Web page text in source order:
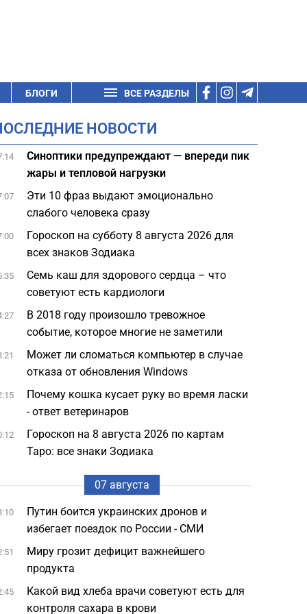
БЛОГИ ВСЕ РАЗДЕЛЫ
НОВОСТИ
Синоптики предупреждают — впереди пик
жары и тепловой нагрузки
Эти 10 фраз выдают эмоционально
слабого человека сразу
Гороскоп на субботу 8 августа 2026 для
всех знаков Зодиака
Семь каш для здорового сердца – что
советуют есть кардиологи
В 2018 году произошло тревожное
событие, которое многие не заметили
Может ли сломаться компьютер в случае
отказа от обновления Windows
Почему кошка кусает руку во время ласки
- ответ ветеринаров
Гороскоп на 8 августа 2026 по картам
Таро: все знаки Зодиака
07 августа
Путин боится украинских дронов и
избегает поездок по России - СМИ
Миру грозит дефицит важнейшего
продукта
Какой вид хлеба врачи советуют есть для
контроля сахара в крови